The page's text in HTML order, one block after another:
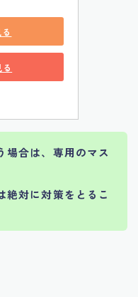
場合は、専用のマス
絶対に対策をとるこ